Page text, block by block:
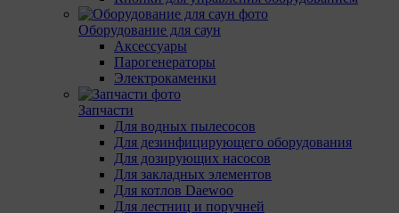
Оборудование для саун
Аксессуары
Парогенераторы
Электрокаменки
Запчасти
Для водных пылесосов
Для дезинфицирующего оборудования
Для дозирующих насосов
Для закладных элементов
Для котлов Daewoo
Для лестниц и поручней